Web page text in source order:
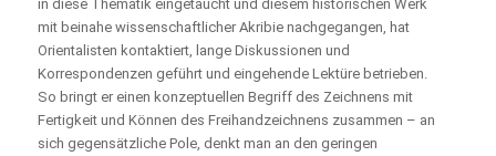
in diese Thematik eingetaucht und diesem historischen Werk
mit beinahe wissenschaftlicher Akribie nachgegangen, hat
Orientalisten kontaktiert, lange Diskussionen und
Korrespondenzen geführt und eingehende Lektüre betrieben.
So bringt er einen konzeptuellen Begriff des Zeichnens mit
Fertigkeit und Können des Freihandzeichnens zusammen – an
sich gegensätzliche Pole, denkt man an den geringen